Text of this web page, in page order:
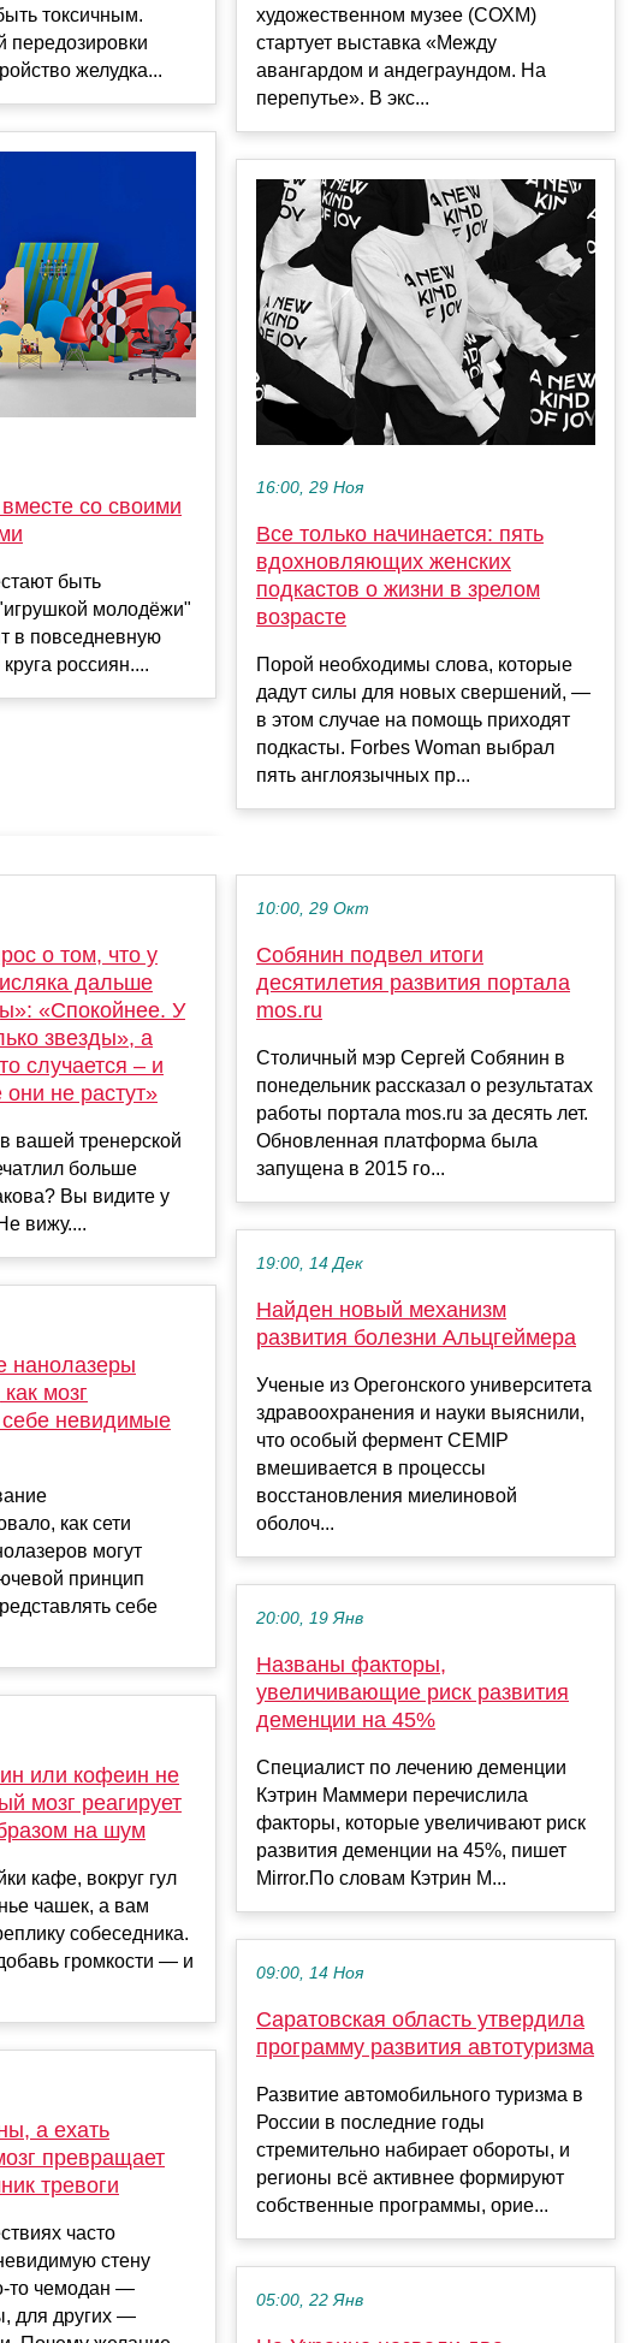
токсичным.
передозировки
желудка...
со своими
быть
молодёжи"
в повседневную
россиян....
художественном музее (СОХМ)
стартует выставка «Между
авангардом и андеграундом. На
перепутье». В экс...
16:00, 29 Ноя
Все только начинается: пять
вдохновляющих женских
подкастов о жизни в зрелом
возрасте
Порой необходимы слова, которые
дадут силы для новых свершений, —
в этом случае на помощь приходят
подкасты. Forbes Woman выбрал
пять англоязычных пр...
о том, что у
дальше
«Спокойнее. У
звезды», а
случается – и
не растут»
вашей тренерской
больше
Вы видите у
вижу....
нанолазеры
мозг
себе невидимые
как сети
могут
принцип
себе
или кофеин не
мозг реагирует
на шум
кафе, вокруг гул
чашек, а вам
собеседника.
громкости — и
а ехать
превращает
тревоги
часто
стену
то чемодан —
для других —
10:00, 29 Окт
Собянин подвел итоги
десятилетия развития портала
mos.ru
Столичный мэр Сергей Собянин в
понедельник рассказал о результатах
работы портала mos.ru за десять лет.
Обновленная платформа была
запущена в 2015 го...
19:00, 14 Дек
Найден новый механизм
развития болезни Альцгеймера
Ученые из Орегонского университета
здравоохранения и науки выяснили,
что особый фермент CEMIP
вмешивается в процессы
восстановления миелиновой
оболоч...
20:00, 19 Янв
Названы факторы,
увеличивающие риск развития
деменции на 45%
Специалист по лечению деменции
Кэтрин Маммери перечислила
факторы, которые увеличивают риск
развития деменции на 45%, пишет
Mirror.По словам Кэтрин М...
09:00, 14 Ноя
Саратовская область утвердила
программу развития автотуризма
Развитие автомобильного туризма в
России в последние годы
стремительно набирает обороты, и
регионы всё активнее формируют
собственные программы, орие...
05:00, 22 Янв